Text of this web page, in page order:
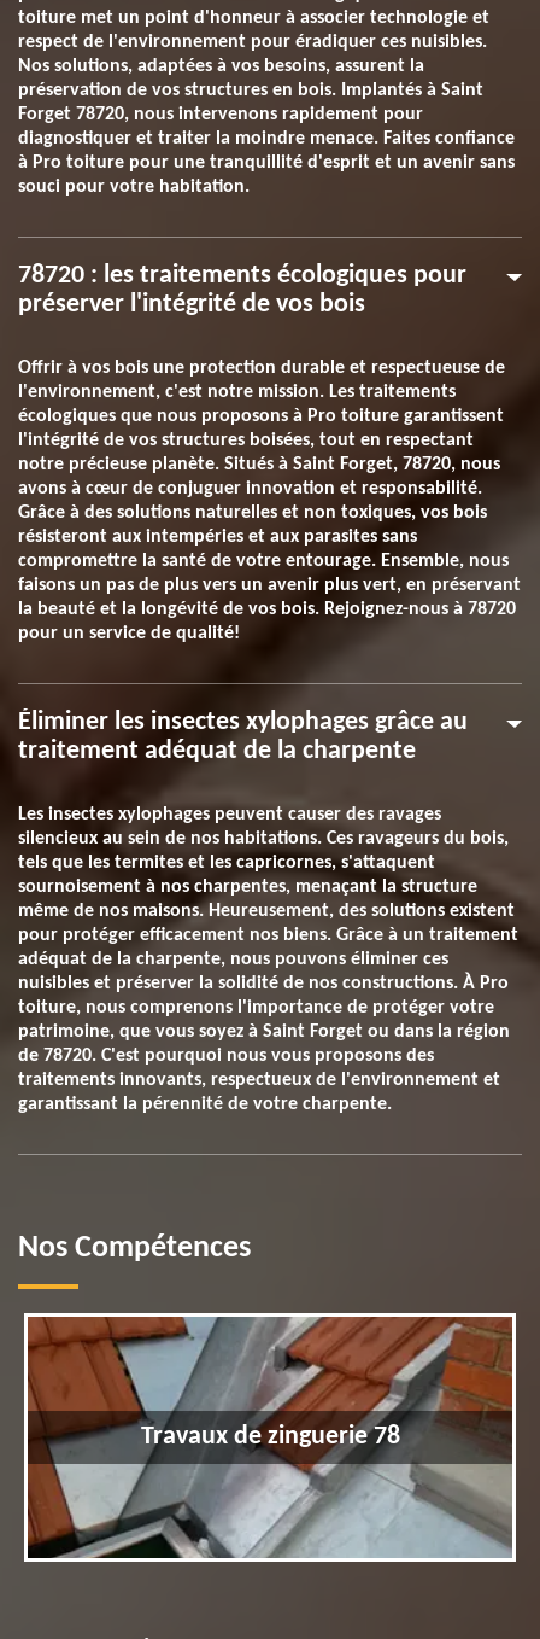
toiture met un point d'honneur à associer technologie et
respect de l'environnement pour éradiquer ces nuisibles.
Nos solutions, adaptées à vos besoins, assurent la
préservation de vos structures en bois. Implantés à Saint
Forget 78720, nous intervenons rapidement pour
diagnostiquer et traiter la moindre menace. Faites confiance
à Pro toiture pour une tranquillité d'esprit et un avenir sans
souci pour votre habitation.
78720 : les traitements écologiques pour
préserver l'intégrité de vos bois
Offrir à vos bois une protection durable et respectueuse de
l'environnement, c'est notre mission. Les traitements
écologiques que nous proposons à Pro toiture garantissent
l'intégrité de vos structures boisées, tout en respectant
notre précieuse planète. Situés à Saint Forget, 78720, nous
avons à cœur de conjuguer innovation et responsabilité.
Grâce à des solutions naturelles et non toxiques, vos bois
résisteront aux intempéries et aux parasites sans
compromettre la santé de votre entourage. Ensemble, nous
faisons un pas de plus vers un avenir plus vert, en préservant
la beauté et la longévité de vos bois. Rejoignez-nous à 78720
pour un service de qualité!
Éliminer les insectes xylophages grâce au
traitement adéquat de la charpente
Les insectes xylophages peuvent causer des ravages
silencieux au sein de nos habitations. Ces ravageurs du bois,
tels que les termites et les capricornes, s'attaquent
sournoisement à nos charpentes, menaçant la structure
même de nos maisons. Heureusement, des solutions existent
pour protéger efficacement nos biens. Grâce à un traitement
adéquat de la charpente, nous pouvons éliminer ces
nuisibles et préserver la solidité de nos constructions. À Pro
toiture, nous comprenons l'importance de protéger votre
patrimoine, que vous soyez à Saint Forget ou dans la région
de 78720. C'est pourquoi nous vous proposons des
traitements innovants, respectueux de l'environnement et
garantissant la pérennité de votre charpente.
Nos Compétences
Travaux de zinguerie 78